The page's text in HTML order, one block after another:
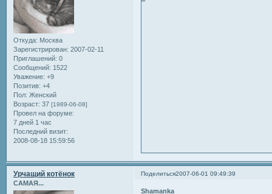
Откуда: Москва
Зарегистрирован: 2007-02-11
Приглашений: 0
Сообщений: 1522
Уважение: +9
Позитив: +4
Пол: Женский
Возраст: 37 [1989-06-08]
Провел на форуме:
7 дней 1 час
Последний визит:
2008-08-18 15:59:56
Поделиться2007-06-01 09:49:39
Урчащий котёнок
САМАЯ...
Shamanka